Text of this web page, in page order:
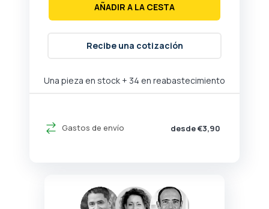
Una pieza en stock + 34 en reabastecimiento
Gastos de envío desde €3,90
AÑADIR A LA CESTA
Recibe una cotización